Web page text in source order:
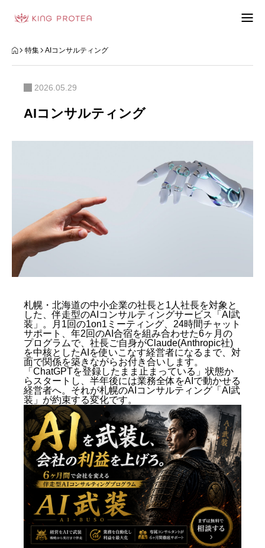
会社概要
プライバシーポリシー
利用規約
動画制作事例
ブログ
動画制作事例 会社概要 お問い合わせ
特集 AIコンサルティング
2026.05.29
AIコンサルティング
札幌・北海道の中小企業の社長と1人社長を対象と
した、伴走型のAIコンサルティングサービス「AI武
装」。月1回の1on1ミーティング、24時間チャット
サポート、年2回のAI合宿を組み合わせた6ヶ月の
プログラムで、社長ご自身がClaude(Anthropic社)
を中核としたAIを使いこなす経営者になるまで、対
面で関係を築きながらお付き合いします。
「ChatGPTを登録したまま止まっている」状態か
らスタートし、半年後には業務全体をAIで動かせる
経営者へ。それが札幌のAIコンサルティング「AI武
装」が約束する変化です。